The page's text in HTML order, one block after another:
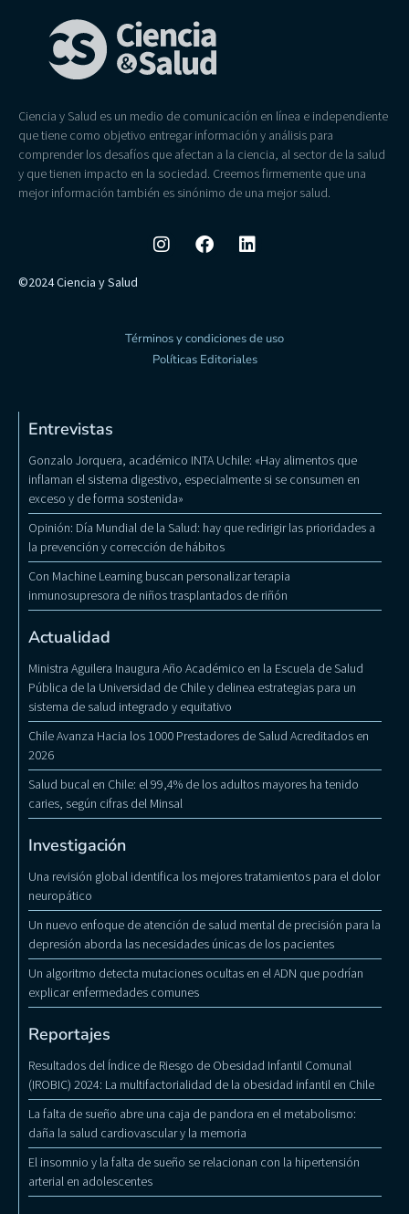
Ciencia y Salud es un medio de comunicación en línea e independiente
que tiene como objetivo entregar información y análisis para
comprender los desafíos que afectan a la ciencia, al sector de la salud
y que tienen impacto en la sociedad. Creemos firmemente que una
mejor información también es sinónimo de una mejor salud.
©2024 Ciencia y Salud
Términos y condiciones de uso
Políticas Editoriales
Entrevistas
Gonzalo Jorquera, académico INTA Uchile: «Hay alimentos que
inflaman el sistema digestivo, especialmente si se consumen en
exceso y de forma sostenida»
Opinión: Día Mundial de la Salud: hay que redirigir las prioridades a
la prevención y corrección de hábitos
Con Machine Learning buscan personalizar terapia
inmunosupresora de niños trasplantados de riñón
Actualidad
Ministra Aguilera Inaugura Año Académico en la Escuela de Salud
Pública de la Universidad de Chile y delinea estrategias para un
sistema de salud integrado y equitativo
Chile Avanza Hacia los 1000 Prestadores de Salud Acreditados en
2026
Salud bucal en Chile: el 99,4% de los adultos mayores ha tenido
caries, según cifras del Minsal
Investigación
Una revisión global identifica los mejores tratamientos para el dolor
neuropático
Un nuevo enfoque de atención de salud mental de precisión para la
depresión aborda las necesidades únicas de los pacientes
Un algoritmo detecta mutaciones ocultas en el ADN que podrían
explicar enfermedades comunes
Reportajes
Resultados del Índice de Riesgo de Obesidad Infantil Comunal
(IROBIC) 2024: La multifactorialidad de la obesidad infantil en Chile
La falta de sueño abre una caja de pandora en el metabolismo:
daña la salud cardiovascular y la memoria
El insomnio y la falta de sueño se relacionan con la hipertensión
arterial en adolescentes